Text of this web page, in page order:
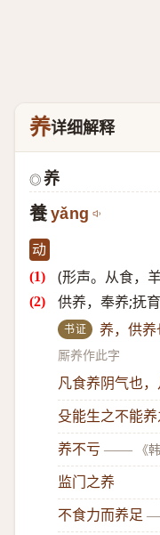
养详细解释
◎ 养
養 yǎng
动
(形声。从食，
供养，奉养;抚育
书证 养，供养
厮养作此字
凡食养阴气也
殳能生之不能养
养不亏 —— 《
监门之养
不食力而养足